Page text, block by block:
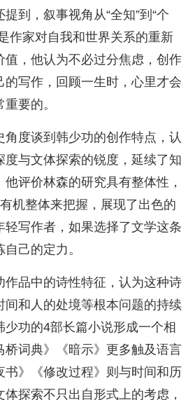
到，叙事视角从“全知”到“个
作家对自我和世界关系的重新
值，他认为不必过分焦虑，创作
的写作，回顾一生时，心里才会
要的。
角度谈到韩少功的创作特点，认
度与文体探索的锐度，延续了知
评价林森的研究具有整体性，
机整体来把握，展现了出色的
轻写作者，如果选择了文学这条
己的定力。
作品中的诗性特征，认为这种诗
间和人的处境等根本问题的持续
少功的4部长篇小说形成一个相
桥词典》《暗示》更多触及语言
书》《修改过程》则与时间和历
探索不只出自形式上的考虑，